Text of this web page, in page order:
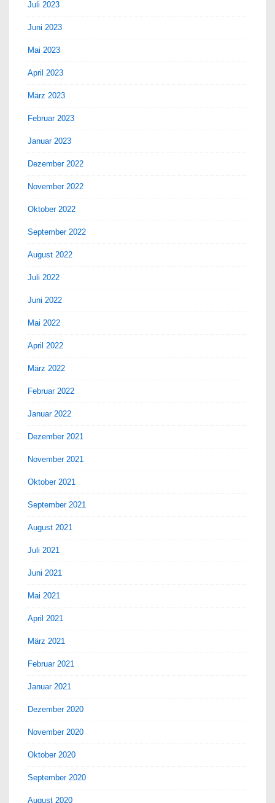
Juli 2023
Juni 2023
Mai 2023
April 2023
März 2023
Februar 2023
Januar 2023
Dezember 2022
November 2022
Oktober 2022
September 2022
August 2022
Juli 2022
Juni 2022
Mai 2022
April 2022
März 2022
Februar 2022
Januar 2022
Dezember 2021
November 2021
Oktober 2021
September 2021
August 2021
Juli 2021
Juni 2021
Mai 2021
April 2021
März 2021
Februar 2021
Januar 2021
Dezember 2020
November 2020
Oktober 2020
September 2020
August 2020